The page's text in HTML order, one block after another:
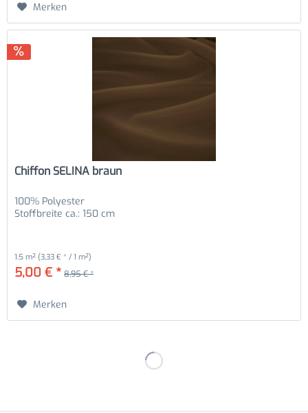
Merken
Chiffon SELINA braun
100% Polyester
Stoffbreite ca.: 150 cm
1.5 m² (3,33 € * / 1 m²)
5,00 € * 8,95 € *
Merken